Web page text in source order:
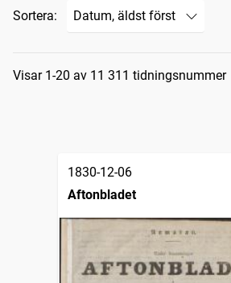
Sortera:
Sökresultat
Visar 1-20 av 11 311 tidningsnummer
1830-12-06
Aftonbladet